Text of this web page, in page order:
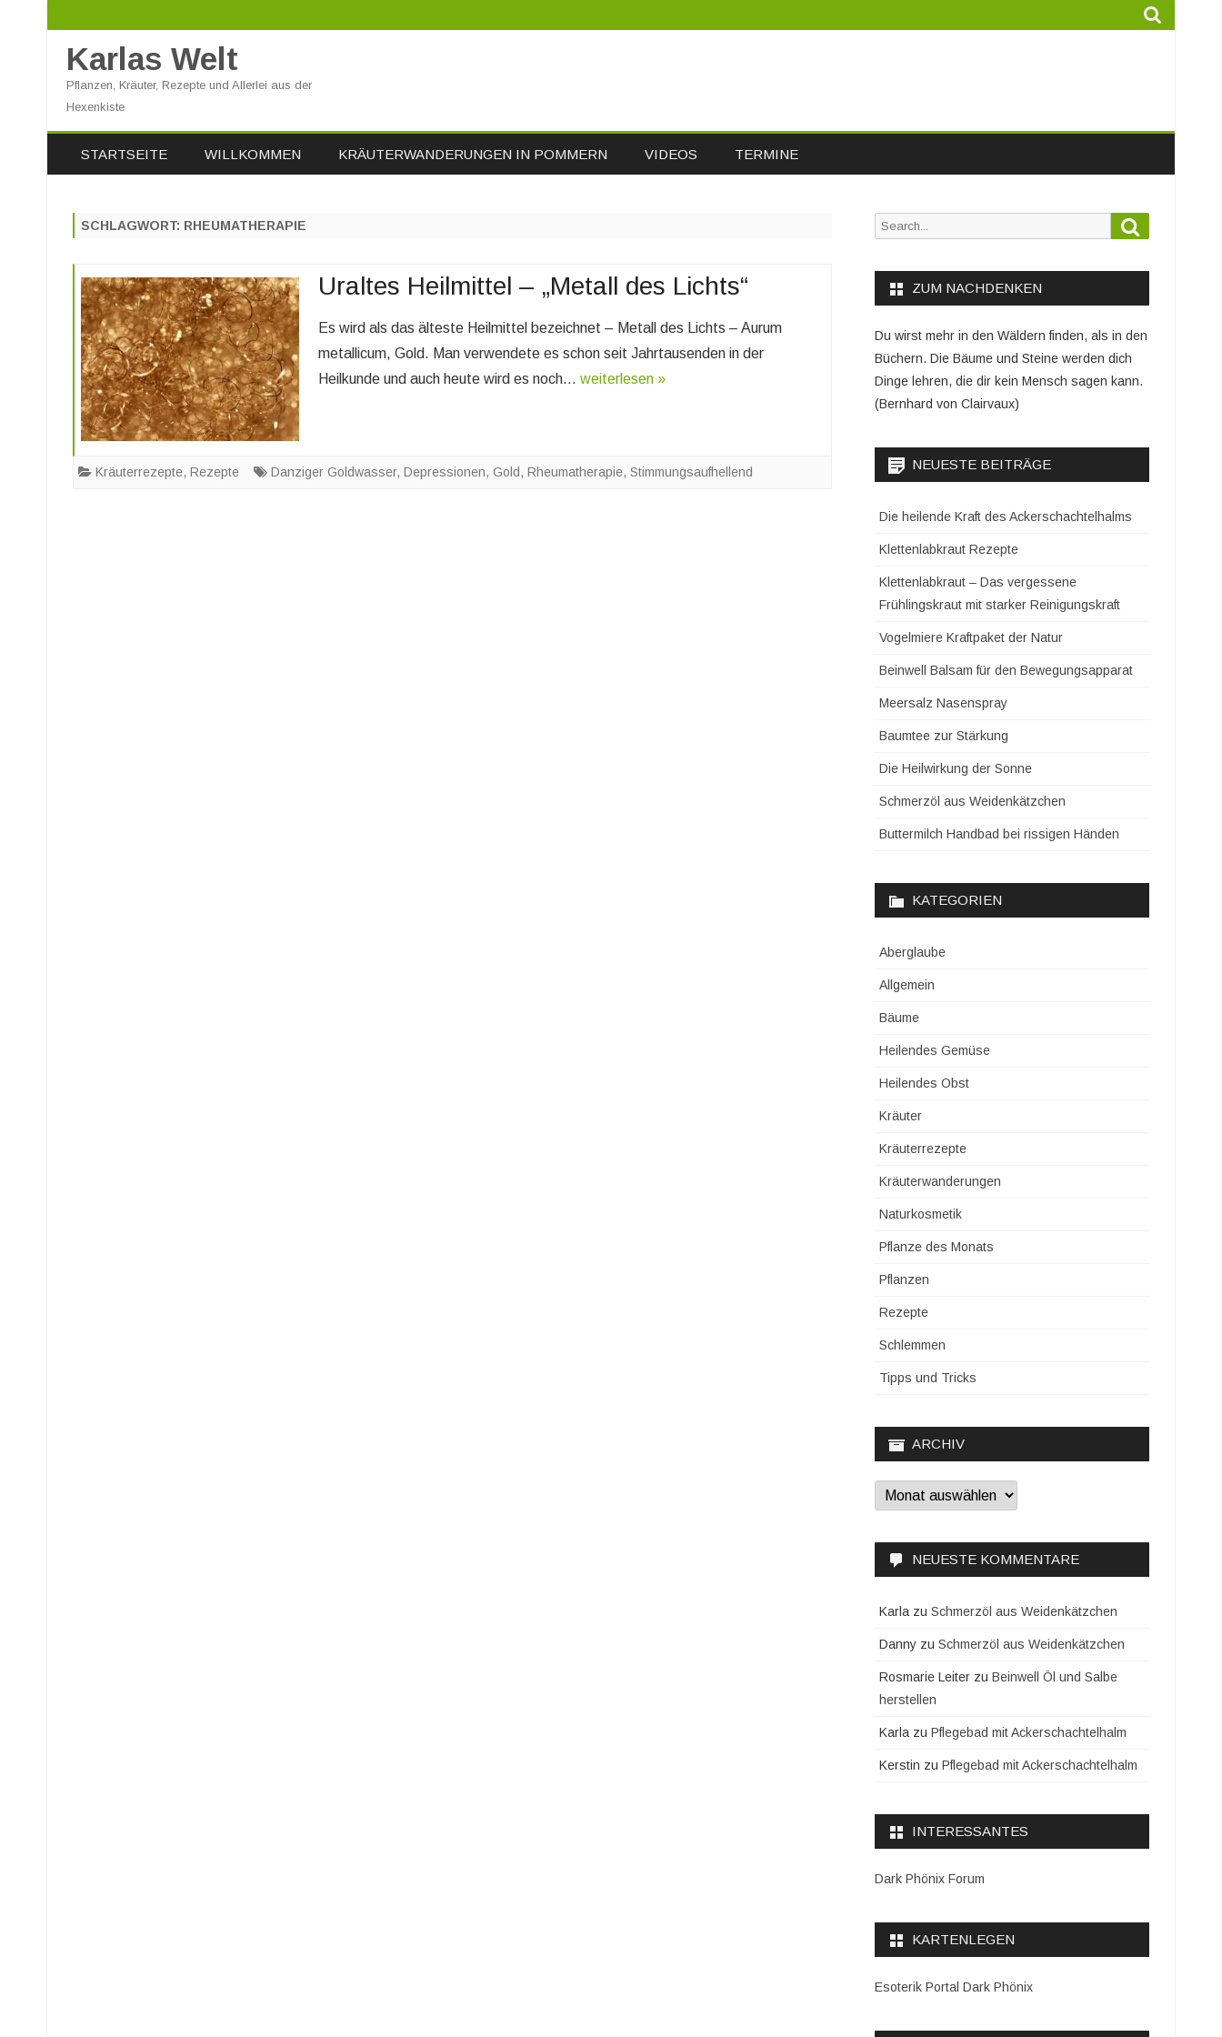
Karlas Welt
Pflanzen, Kräuter, Rezepte und Allerlei aus der
Hexenkiste
STARTSEITE WILLKOMMEN KRÄUTERWANDERUNGEN IN POMMERN VIDEOS TERMINE
SCHLAGWORT: RHEUMATHERAPIE
Uraltes Heilmittel – „Metall des Lichts“
Es wird als das älteste Heilmittel bezeichnet – Metall des Lichts – Aurum
metallicum, Gold. Man verwendete es schon seit Jahrtausenden in der
Heilkunde und auch heute wird es noch… weiterlesen »
Kräuterrezepte, Rezepte Danziger Goldwasser, Depressionen, Gold, Rheumatherapie, Stimmungsaufhellend
Search
ZUM NACHDENKEN
Du wirst mehr in den Wäldern finden, als in den
Büchern. Die Bäume und Steine werden dich
Dinge lehren, die dir kein Mensch sagen kann.
(Bernhard von Clairvaux)
NEUESTE BEITRÄGE
Die heilende Kraft des Ackerschachtelhalms
Klettenlabkraut Rezepte
Klettenlabkraut – Das vergessene
Frühlingskraut mit starker Reinigungskraft
Vogelmiere Kraftpaket der Natur
Beinwell Balsam für den Bewegungsapparat
Meersalz Nasenspray
Baumtee zur Stärkung
Die Heilwirkung der Sonne
Schmerzöl aus Weidenkätzchen
Buttermilch Handbad bei rissigen Händen
KATEGORIEN
Aberglaube
Allgemein
Bäume
Heilendes Gemüse
Heilendes Obst
Kräuter
Kräuterrezepte
Kräuterwanderungen
Naturkosmetik
Pflanze des Monats
Pflanzen
Rezepte
Schlemmen
Tipps und Tricks
ARCHIV
Archiv
NEUESTE KOMMENTARE
Karla zuSchmerzöl aus Weidenkätzchen
Danny zuSchmerzöl aus Weidenkätzchen
Rosmarie Leiter zuBeinwell Öl und Salbe
herstellen
Karla zuPflegebad mit Ackerschachtelhalm
Kerstin zuPflegebad mit Ackerschachtelhalm
INTERESSANTES
Dark Phönix Forum
KARTENLEGEN
Esoterik Portal Dark Phönix